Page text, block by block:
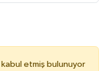
kabul etmiş bulunuyor